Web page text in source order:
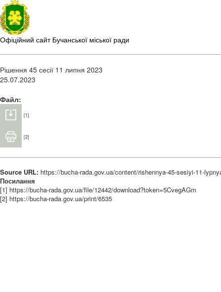
Офіційний сайт Бучанської міської ради
Рішення 45 сесії 11 липня 2023
25.07.2023
Файл:
[1]
[2]
Source URL: https://bucha-rada.gov.ua/content/rishennya-45-sesiyi-11-
Посилання
[1] https://bucha-rada.gov.ua/file/12442/download?token=5CvegAGm
[2] https://bucha-rada.gov.ua/print/6535